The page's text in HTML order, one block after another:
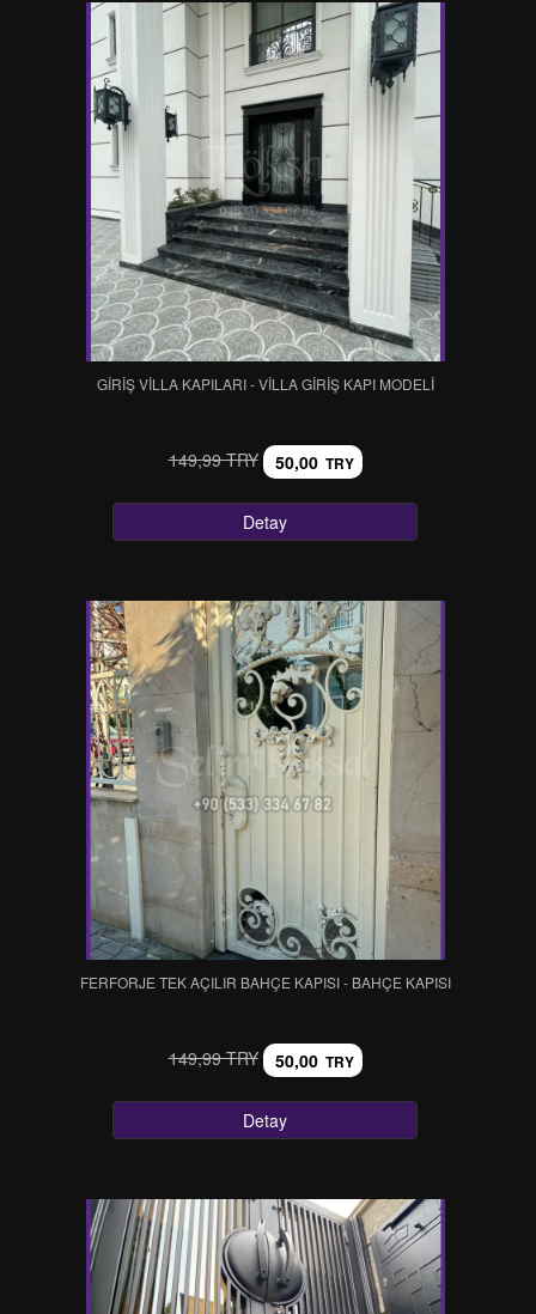
GİRİŞ VİLLA KAPILARI - VİLLA GİRİŞ KAPI MODELİ
149,99 TRY 50,00 TRY
Detay
FERFORJE TEK AÇILIR BAHÇE KAPISI - BAHÇE KAPISI
149,99 TRY 50,00 TRY
Detay